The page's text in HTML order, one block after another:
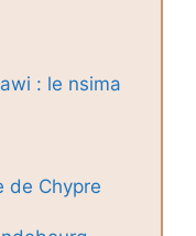
: le nsima
de Chypre